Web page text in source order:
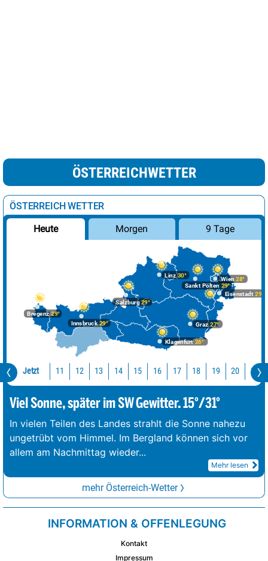
ÖSTERREICHWETTER
ÖSTERREICH WETTER
Heute Morgen 9 Tage
Bregenz29°
Graz27°
Innsbruck29°
Klagenfurt 26°
Linz30°
Salzburg29°
Wien 28°
Eisenstadt 29°
Sankt Pölten 29°
Jetzt 11 12 13 14 15 16 17 18 19 20 21
Viel Sonne, später im SW Gewitter. 15°/31°
In vielen Teilen des Landes strahlt die Sonne nahezu
ungetrübt vom Himmel. Im Bergland können sich vor
allem am Nachmittag wieder...
Mehr lesen
mehr Österreich-Wetter
INFORMATION & OFFENLEGUNG
Kontakt
Impressum